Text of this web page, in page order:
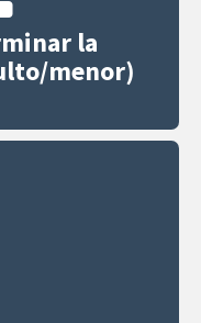
la
menor)